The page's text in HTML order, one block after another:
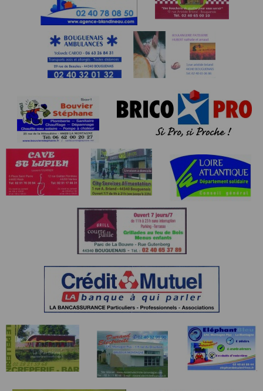
Courses jeunes gratuites avec inscription sur place 1/2
heure avant le départ (sauf écoles de Bouguenais)
Article 5 - Remise des dossards -> à la base de loisirs
de la Roche-Ballue
Courses 1 et 2 et MN : à partir de 07H00 ou la veille
de 15h à 18h, avec, pour les athlètes déjà inscrits en
ligne, présentation de votre licence ou d’un justificatif
Courses jeunes : 1/2h avant le départ.
Pour un chronométrage automatisé de qualité : la
puce sera accrochée à votre chaussure.
Article 6 - Logistique
Vestiaires, consignes et toilettes.
Parkings : Rue des Chaudières (Route Bouguenais - La
Montagne) à 500 m du site.
Article 7 - Démarche environnementale
Amis sportifs, respectez le code de la route,
l’environnement et la Nature. (Charte Volontaire du «
TRAIL » de la FFA). Porte-gourde et autonomie
Article 8 - Responsabilité
Les organisateurs de la course déclinent toute
responsabilité sur les souffrances physiques, vols,
pertes et accidents pouvant survenir.
Article 9 - Assurances
Assurance : l’organisation est couverte par une
assurance responsabilité civile. Les licenciés
bénéficient des garanties couvertes par leurs licences.
Il incombe aux autres de s’assurer personnellement.
Article 10 - Droit à l’image
Chaque coureur autorise expressément l’organisation
à utiliser les images fixes et audiovisuelles, sur